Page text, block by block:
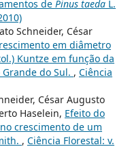
de Pinus taedaL.
Schneider, César
em diâmetro
Kuntze em função da
do Sul. , Ciência
César Augusto
Haselein, Efeito do
crescimento de um
, Ciência Florestal: v.